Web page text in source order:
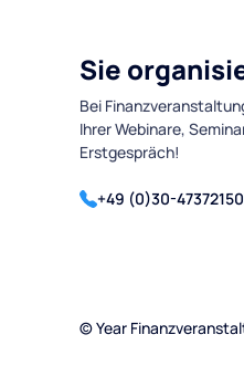
Sie
Bei
Ihrer Webinare,
Erstgespräch!
+49 (0)30-47372150
©Year